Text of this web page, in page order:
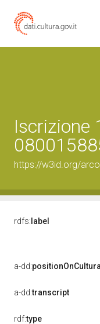
Iscrizione
https://w3id.org/
rdfs: label
a-dd:
a-dd:transcript
rdf:type